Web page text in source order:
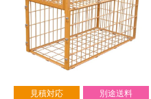
見積対応
別途送料